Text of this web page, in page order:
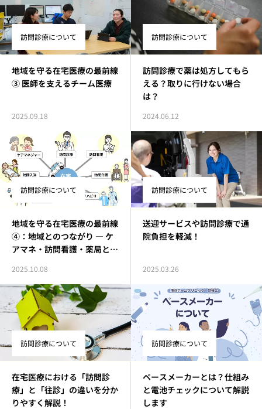
訪問診療について
地域を守る在宅医療の最前線
③ 医師を支えるチーム医療
2025.09.18
訪問診療について
訪問診療で薬は処方してもら
える？取りに行けない場合
は？
2024.06.12
訪問診療について
地域を守る在宅医療の最前線
④：地域とのつながり ― ケ
アマネ・訪問看護・薬局との
2025.10.08
訪問診療について
送迎サービスや訪問診療で通
院負担を軽減！
2025.03.26
訪問診療について
在宅医療における「訪問診
療」と「往診」の違いを分か
りやすく解説！
訪問診療について
ペースメーカーとは？仕組み
と電池チェックについて解説
します